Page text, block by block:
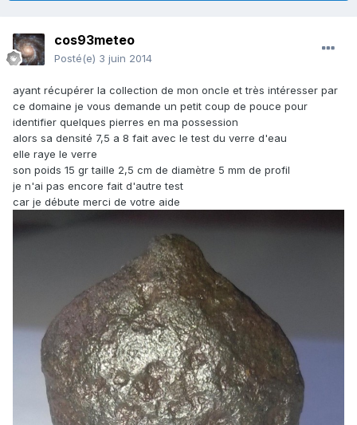
cos93meteo
Posté(e) 3 juin 2014
ayant récupérer la collection de mon oncle et très intéresser par
ce domaine je vous demande un petit coup de pouce pour
identifier quelques pierres en ma possession
alors sa densité 7,5 a 8 fait avec le test du verre d'eau
elle raye le verre
son poids 15 gr taille 2,5 cm de diamètre 5 mm de profil
je n'ai pas encore fait d'autre test
car je débute merci de votre aide